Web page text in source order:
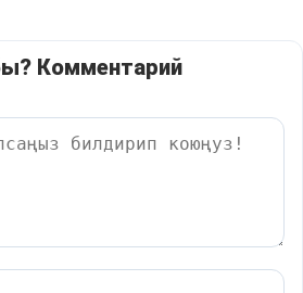
Комментарий